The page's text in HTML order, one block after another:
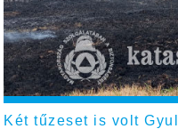
Két tűzeset is volt